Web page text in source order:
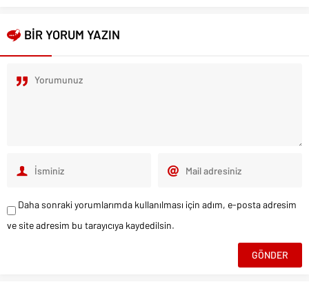
BİR YORUM YAZIN
Daha sonraki yorumlarımda kullanılması için adım, e-posta adresim
ve site adresim bu tarayıcıya kaydedilsin.